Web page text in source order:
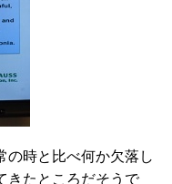
の時と比べ何か欠落し
きたところだそうで